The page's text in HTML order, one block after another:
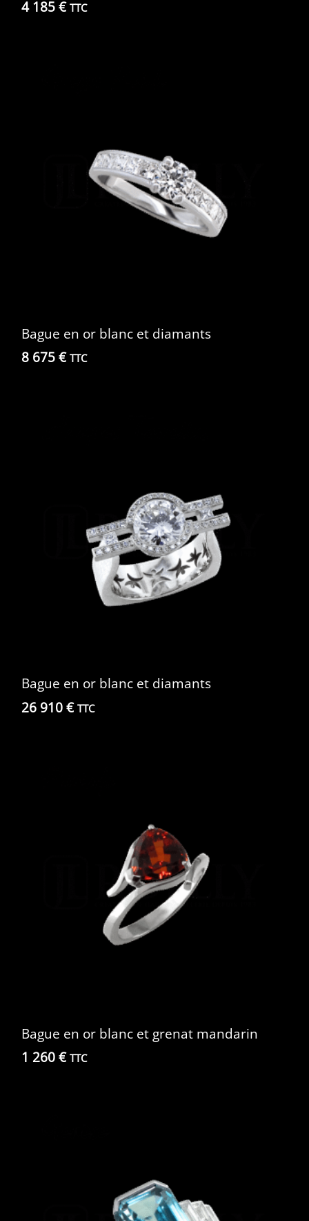
4 185 € TTC
Bague en or blanc et diamants
8 675 € TTC
Bague en or blanc et diamants
26 910 € TTC
Bague en or blanc et grenat mandarin
1 260 € TTC